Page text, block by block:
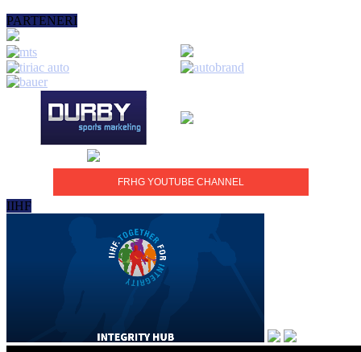
PARTENERI
FRHG YOUTUBE CHANNEL
IIHF